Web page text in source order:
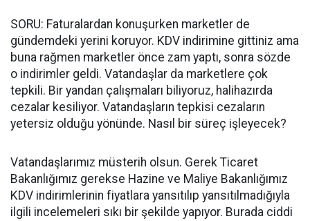
SORU: Faturalardan konuşurken marketler de
gündemdeki yerini koruyor. KDV indirimine gittiniz ama
buna rağmen marketler önce zam yaptı, sonra sözde
o indirimler geldi. Vatandaşlar da marketlere çok
tepkili. Bir yandan çalışmaları biliyoruz, halihazırda
cezalar kesiliyor. Vatandaşların tepkisi cezaların
yetersiz olduğu yönünde. Nasıl bir süreç işleyecek?
Vatandaşlarımız müsterih olsun. Gerek Ticaret
Bakanlığımız gerekse Hazine ve Maliye Bakanlığımız
KDV indirimlerinin fiyatlara yansıtılıp yansıtılmadığıyla
ilgili incelemeleri sıkı bir şekilde yapıyor. Burada ciddi